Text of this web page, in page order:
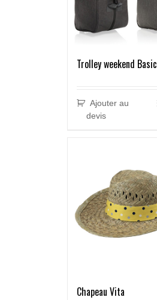
Trolley weekend Basic
Ajouter au
devis
Chapeau Vita